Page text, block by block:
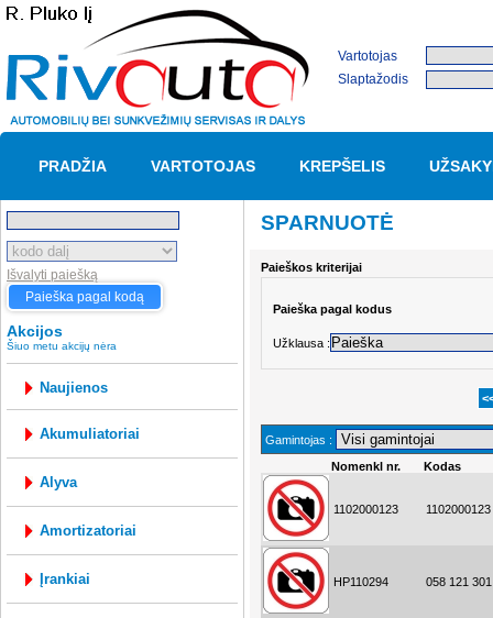
Vartotojas
Slaptažodis
PRADŽIA VARTOTOJAS KREPŠELIS
Išvalyti paiešką
Paieška pagal kodą
Akcijos
Šiuo metu akcijų nėra
Naujienos
akumuliatoriai
alyva
amortizatoriai
įrankiai
SPARNUOTĖ
Paieškos kriterijai
Paieška pagal kodus
Užklausa :
Gamintojas :
Nomenkl nr.
Kodas
1102000123 1102000123
HP110294 058 121